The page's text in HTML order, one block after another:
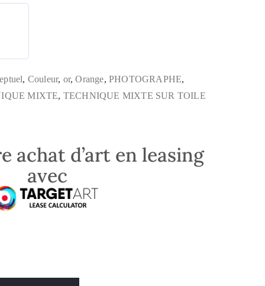
, Couleur, or,Orange,PHOTOGRAPHE,
MIXTE, TECHNIQUE MIXTE SUR TOILE
achat d’art en leasing
avec